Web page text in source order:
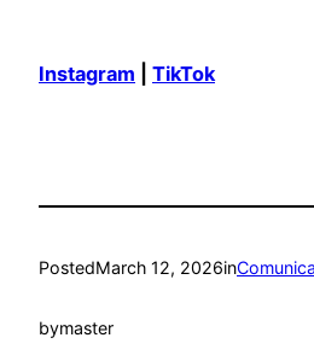
Instagram TikTok
PostedMarch 12, 2026in
bymaster